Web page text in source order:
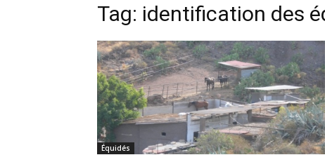
Tag: identification des
Équidés